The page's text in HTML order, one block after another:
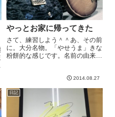
やっとお家に帰ってきた
さて、練習しよう＾＾あ、その前
に。大分名物。「やせうま」きな
粉餅的な感じです。名前の由来
を作ったところ、幼君が「うま！
うま！やせ、これめっちゃう
ま！」とか言ったからだそうで
2014.08.27
日記